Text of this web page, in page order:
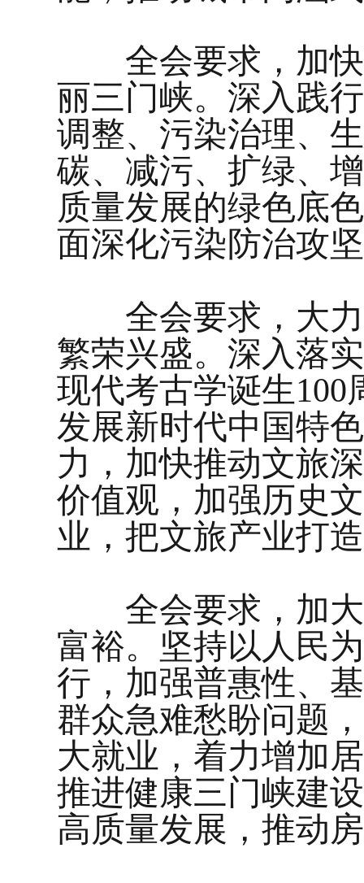
全会要求，加快
丽三门峡。深入践
调整、污染治理、
碳、减污、扩绿、
质量发展的绿色底
面深化污染防治攻
全会要求，大力
繁荣兴盛。深入落
现代考古学诞生
发展新时代中国特
力，加快推动文旅
价值观，加强历史
业，把文旅产业打
全会要求，加大
富裕。坚持以人民
行，加强普惠性、
群众急难愁盼问题
大就业，着力增加
推进健康三门峡建
高质量发展，推动